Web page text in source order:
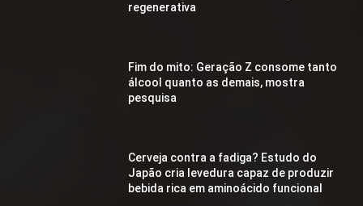
regenerativa
Fim do mito: Geração Z consome tanto
álcool quanto as demais, mostra
pesquisa
Cerveja contra a fadiga? Estudo do
Japão cria levedura capaz de produzir
bebida rica em aminoácido funcional